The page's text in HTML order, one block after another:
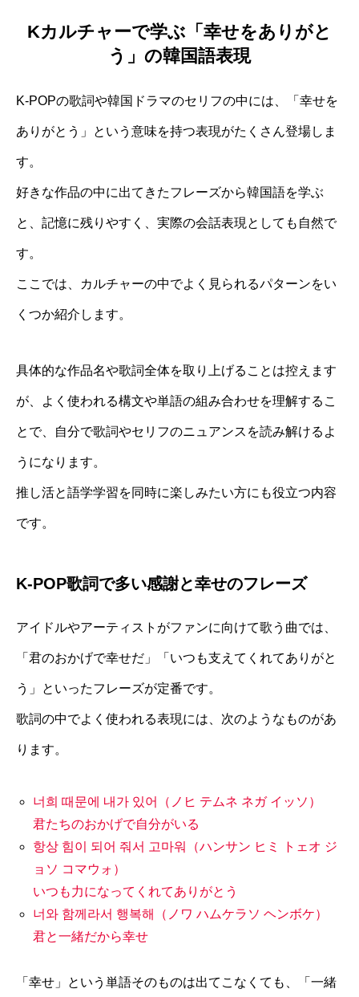
Kカルチャーで学ぶ「幸せをありがと
う」の韓国語表現
K-POPの歌詞や韓国ドラマのセリフの中には、「幸せを
ありがとう」という意味を持つ表現がたくさん登場しま
す。
好きな作品の中に出てきたフレーズから韓国語を学ぶ
と、記憶に残りやすく、実際の会話表現としても自然で
す。
ここでは、カルチャーの中でよく見られるパターンをい
くつか紹介します。
具体的な作品名や歌詞全体を取り上げることは控えます
が、よく使われる構文や単語の組み合わせを理解するこ
とで、自分で歌詞やセリフのニュアンスを読み解けるよ
うになります。
推し活と語学学習を同時に楽しみたい方にも役立つ内容
です。
K-POP歌詞で多い感謝と幸せのフレーズ
アイドルやアーティストがファンに向けて歌う曲では、
「君のおかげで幸せだ」「いつも支えてくれてありがと
う」といったフレーズが定番です。
歌詞の中でよく使われる表現には、次のようなものがあ
ります。
너희 때문에 내가 있어（ノヒ テムネ ネガ イッソ）
君たちのおかげで自分がいる
항상 힘이 되어 줘서 고마워（ハンサン ヒミ トェオ ジ
ョソ コマウォ）
いつも力になってくれてありがとう
너와 함께라서 행복해（ノワ ハムケラソ ヘンボケ）
君と一緒だから幸せ
「幸せ」という単語そのものは出てこなくても、「一緒